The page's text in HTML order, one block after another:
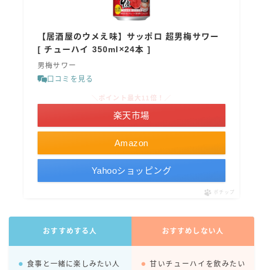
ザ・カクテルクラフト
月庵
FRUITZER (フルーツァー）
濃いめのレモンサワー
三ツ星グレフルサワー
レモン・ザ・リッチ
男梅サワー
愛のスコールホワイトサワー
WATER SOUR(ウォーターサワ)
【居酒屋のウメえ味】サッポロ 超男梅サワー
[ チューハイ 350ml×24本 ]
男梅サワー
口コミを見る
Amazon
＼ポイント最大11倍！／
楽天市場
Yahooショッピング
ポチップ
おすすめする人 おすすめしない人
食事と一緒に楽しみたい人
甘いチューハイを飲みたい